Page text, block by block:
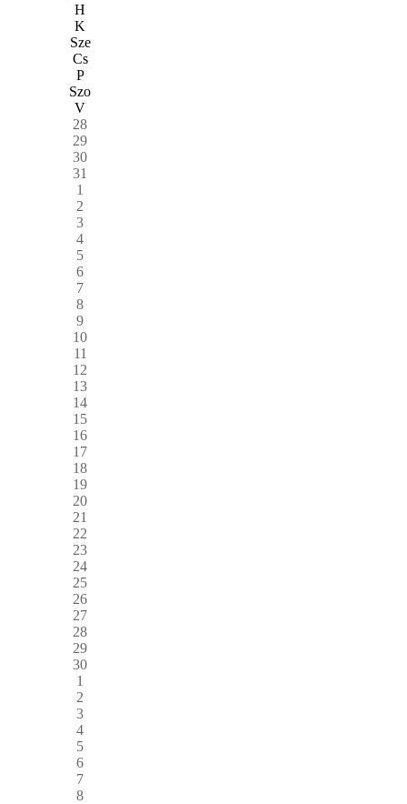
H
K
Sze
Cs
P
Szo
V
28
29
30
31
1
2
3
4
5
6
7
8
9
10
11
12
13
14
15
16
17
18
19
20
21
22
23
24
25
26
27
28
29
30
1
2
3
4
5
6
7
8